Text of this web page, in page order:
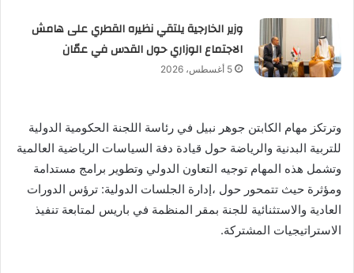
وزير الخارجية يلتقي نظيره القطري على هامش
الاجتماع الوزاري حول القدس في عمّان
5 أغسطس، 2026
وترتكز مهام الكابتن جوهر نبيل في رئاسة اللجنة الحكومية الدولية
للتربية البدنية والرياضة حول قيادة دفة السياسات الرياضية العالمية
وتشمل هذه المهام توجيه التعاون الدولي وتطوير برامج مستدامة
ومؤثرة حيث تتمحور حول ،إدارة الجلسات الدولية: ترؤس الدورات
العادية والاستثنائية للجنة بمقر المنظمة في باريس لمتابعة تنفيذ
الاستراتيجيات المشتركة.